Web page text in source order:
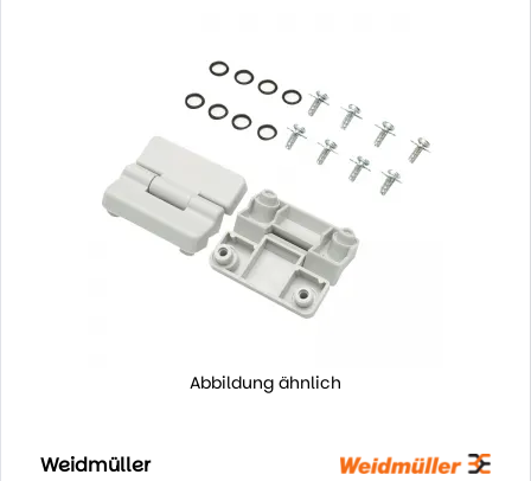
Abbildung ähnlich
Weidmüller